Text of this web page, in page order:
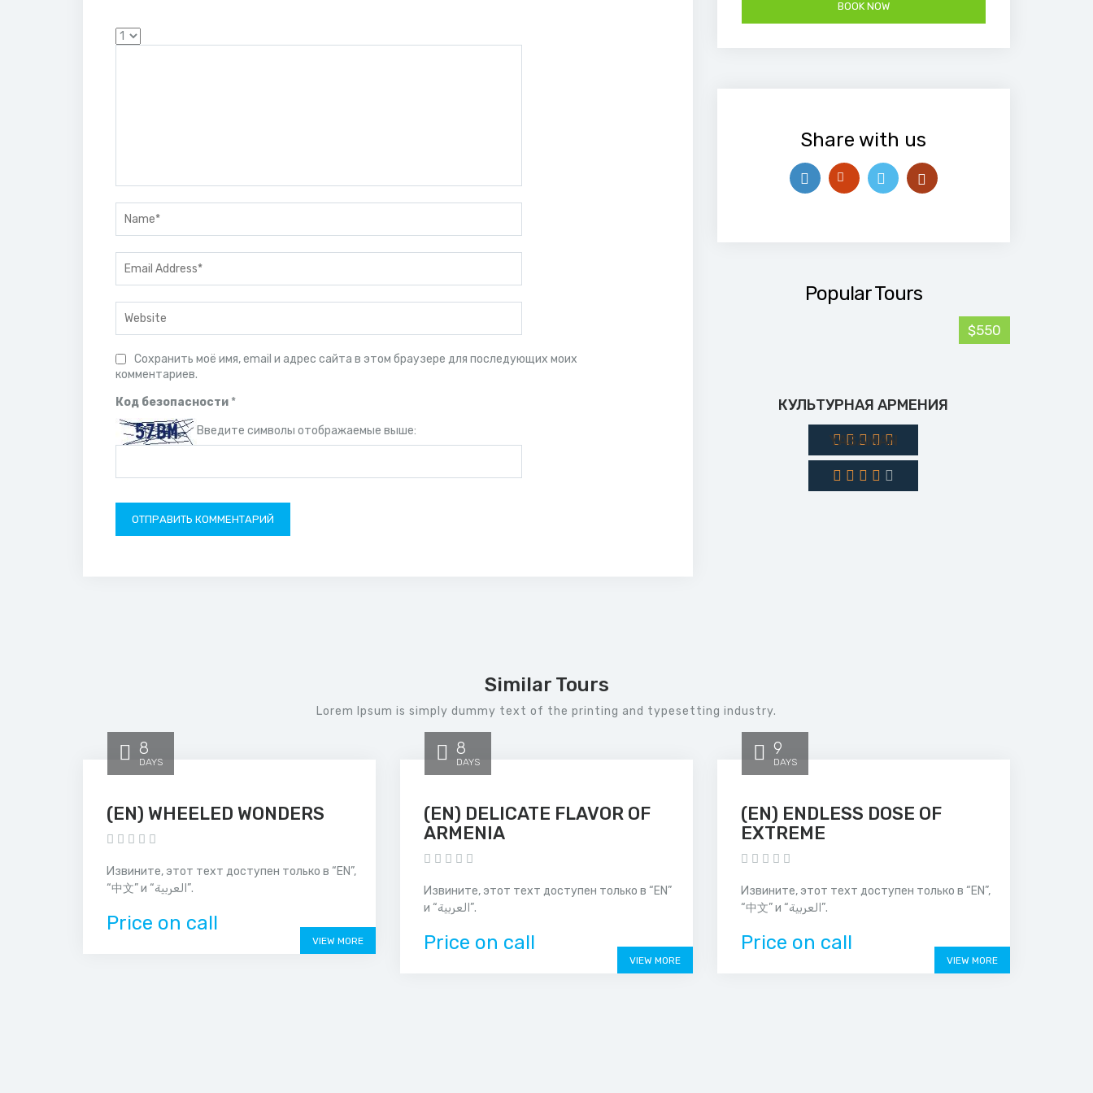
Сохранить моё имя, email и адрес сайта в этом браузере для последующих моих
комментариев.
Код безопасности *
Введите символы отображаемые выше:
Share with us
Popular Tours
$550
КУЛЬТУРНАЯ АРМЕНИЯ
YASAMAN
Similar Tours
Lorem Ipsum is simply dummy text of the printing and typesetting industry.
8
DAYS
(EN) WHEELED WONDERS
Извините, этот техт доступен только в “EN”,
“中文” и “العربية”.
Price on call
VIEW MORE
8
DAYS
(EN) DELICATE FLAVOR OF
ARMENIA
Извините, этот техт доступен только в “EN”
и “العربية”.
Price on call
VIEW MORE
9
DAYS
(EN) ENDLESS DOSE OF
EXTREME
Извините, этот техт доступен только в “EN”,
“中文” и “العربية”.
Price on call
VIEW MORE